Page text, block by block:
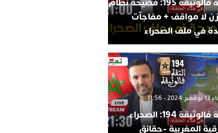
الثقة فالوثيقة 195: فضيحة نظام
لا مواقف + مفاجآت
في ملف الصحراء
- 11:56
الثقة فالوثيقة 194: الصحراء
المغربية -حقائق